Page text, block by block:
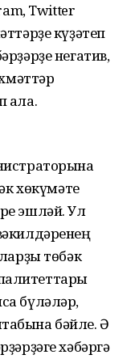
Twitter
күҙәтеп
негатив,
ала.
хөкүмәте
эшләй. Ул
төбәк
бүләләр,
бәйле. Ә
хәбәргә